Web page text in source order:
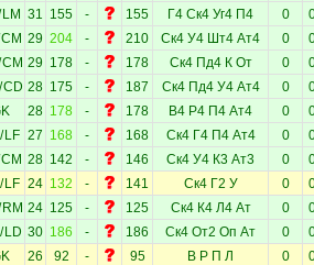
LM 31 155 - 155 Г4 Ск4 Уг4 П4 0
CM 29 204 - 210 Ск4 У4 Шт4 Ат4 0
CM 29 178 - 178 Ск4 Пд4 К От 0
/CD 28 175 - 187 Ск4 Пд4 У4 Ат4 0
28 178 - 178 В4 Р4 П4 Ат4 0
/ LF 27 168 - 168 Ск4 Г4 П4 Ат4 0
CM 28 142 - 146 Ск4 У4 К3 Ат3 0
/LF 24 132 - 141 Ск4 Г2 У 0
RM 24 125 - 125 Ск4 К4 Л4 Ат 0
/LD 30 186 - 186 Ск4 От2 Оп Ат 0
26 92 - 95 В Р П Л 0